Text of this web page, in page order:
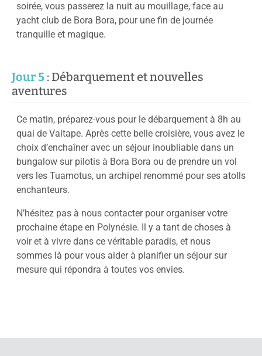
soirée, vous passerez la nuit au mouillage, face au
yacht club de Bora Bora, pour une fin de journée
tranquille et magique.
Jour 5 : Débarquement et nouvelles
aventures
Ce matin, préparez-vous pour le débarquement à 8h au
quai de Vaitape. Après cette belle croisière, vous avez le
choix d’enchaîner avec un séjour inoubliable dans un
bungalow sur pilotis à Bora Bora ou de prendre un vol
vers les Tuamotus, un archipel renommé pour ses atolls
enchanteurs.
N’hésitez pas à nous contacter pour organiser votre
prochaine étape en Polynésie. Il y a tant de choses à
voir et à vivre dans ce véritable paradis, et nous
sommes là pour vous aider à planifier un séjour sur
mesure qui répondra à toutes vos envies.